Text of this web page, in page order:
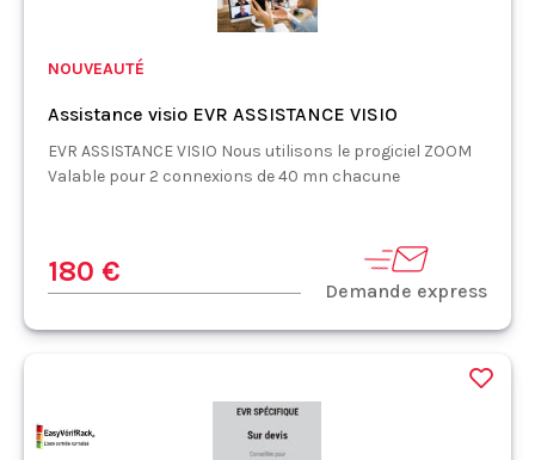
NOUVEAUTÉ
Assistance visio EVR ASSISTANCE VISIO
EVR ASSISTANCE VISIO Nous utilisons le progiciel ZOOM
Valable pour 2 connexions de 40 mn chacune
180 €
Demande express